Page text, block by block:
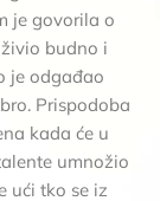
je govorila o
budno i
je odgađao
Prispodoba
kada će u
umnožio
ući tko se iz